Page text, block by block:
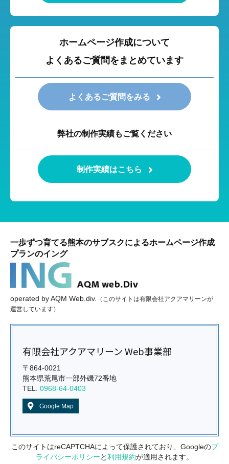
ホームページ作成について
よくあるご質問をまとめています
よくあるご質問をみる
弊社の制作実績もご覧ください
制作実績はこちら
一歩ずつ育てる熊本のサブスクによるホームページ作成
プランのイング
operated byAQM Web.div.
（このサイトは有限会社アクアマリーンが
運営しています）
有限会社アクアマリーン Web事業部
〒864-0021
熊本県荒尾市一部外磯72番地
TEL. 0968-64-0403
Google Map
このサイトはreCAPTCHAによって保護されており、Googleのプ
ライバシーポリシーと利用規約が適用されます。